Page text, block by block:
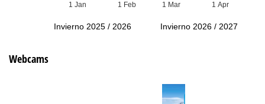
1 Jan 1 Feb 1 Mar 1 Apr
Invierno 2025 / 2026 Invierno 2026 / 2027
Webcams